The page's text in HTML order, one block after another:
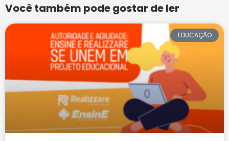
Você também pode gostar de ler
EDUCAÇÃO